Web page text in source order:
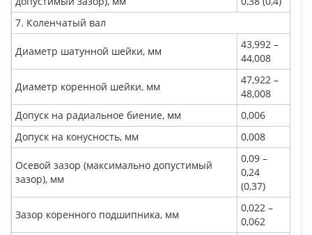
7. Коленчатый вал
Диаметр шатунной шейки, мм
43,992 –
44,008
Диаметр коренной шейки, мм
47,922 –
48,008
Допуск на радиальное биение, мм
0,006
Допуск на конусность, мм
0,008
Осевой зазор (максимально допустимый
зазор), мм
0,09 –
0,24
(0,37)
Зазор коренного подшипника, мм
0,022 –
0,062